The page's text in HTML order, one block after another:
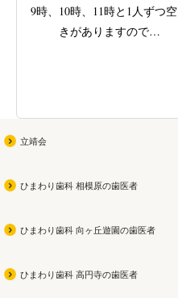
9時、10時、11時と1人ずつ空
きがありますので
ぜひ遊びに来てください
立靖会
ひまわり歯科 相模原の歯医者
ひまわり歯科 向ヶ丘遊園の歯医者
ひまわり歯科 高円寺の歯医者